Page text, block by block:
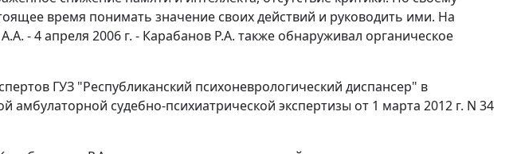
время понимать значение своих действий и руководить ими. На
- 4 апреля 2006 г. - Карабанов Р.А. также обнаруживал органическое
ГУЗ "Республиканский психоневрологический диспансер" в
судебно-психиатрической экспертизы от 1 марта 2012 г. N 34